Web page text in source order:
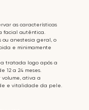
as características
facial autêntica.
ou anestesia geral, o
e minimamente
tratada logo após a
12 a 24 meses.
volume, ativa a
e vitalidade da pele.